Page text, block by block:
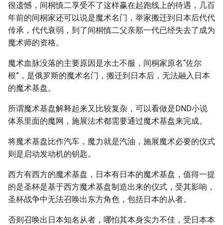
很遗憾，间桐慎二享受不了这样赢在起跑线上的待遇，几百
年前的间桐家还可以说是魔术名门，举家搬迁到日本后代代
传承，代代衰弱，到了间桐慎二父亲那一代已经失去了成为
魔术师的资格。
魔术血脉没落的主要原因是水土不服，间桐家原名“佐尔
根”，是俄罗斯的魔术名门，搬迁到日本后，无法融入日本
的魔术基盘。
所谓魔术基盘解释起来又比较复杂，可以看做是DND小说
体系里面的魔网，施展法术都需要通过魔术基盘来完成。
将魔术基盘比作汽车，魔力就是汽油，施展魔术必要的仪式
则是启动发动机的钥匙。
西方有西方的魔术基盘，日本有日本的魔术基盘，值得一提
的是圣杯是基于西方魔术基盘制造出来的仪式，受其影响，
圣杯战争中无法召唤出东方角色，包括日本的从者。
否则召唤出日本知名从者，哪怕其本身实力不佳，受日本本